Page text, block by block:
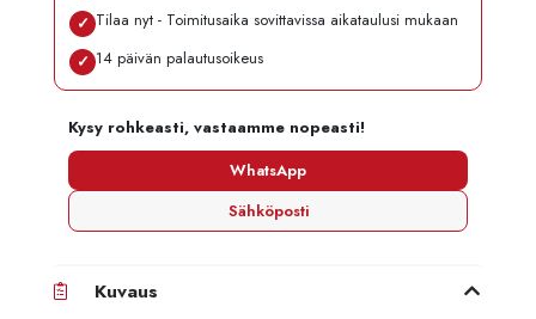
✓ Tilaa nyt - Toimitusaika sovittavissa aikataulusi mukaan
✓ 14 päivän palautusoikeus
Kysy rohkeasti, vastaamme nopeasti!
WhatsApp
Sähköposti
Kuvaus